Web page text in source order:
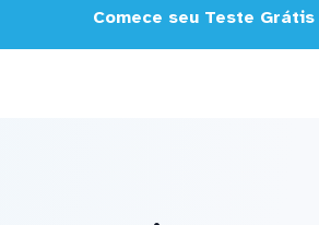
Comece seu Teste Grátis